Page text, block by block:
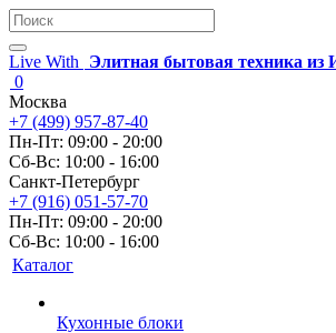
Live With
Элитная бытовая техника из
0
Москва
+7 (499) 957-87-40
Пн-Пт: 09:00 - 20:00
Сб-Вс: 10:00 - 16:00
Санкт-Петербург
+7 (916) 051-57-70
Пн-Пт: 09:00 - 20:00
Сб-Вс: 10:00 - 16:00
Каталог
Кухонные блоки